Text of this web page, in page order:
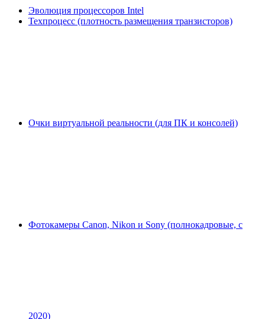
Эволюция процессоров Intel
Техпроцесс (плотность размещения транзисторов)
Очки виртуальной реальности (для ПК и консолей)
Фотокамеры Canon, Nikon и Sony (полнокадровые, с
2020)